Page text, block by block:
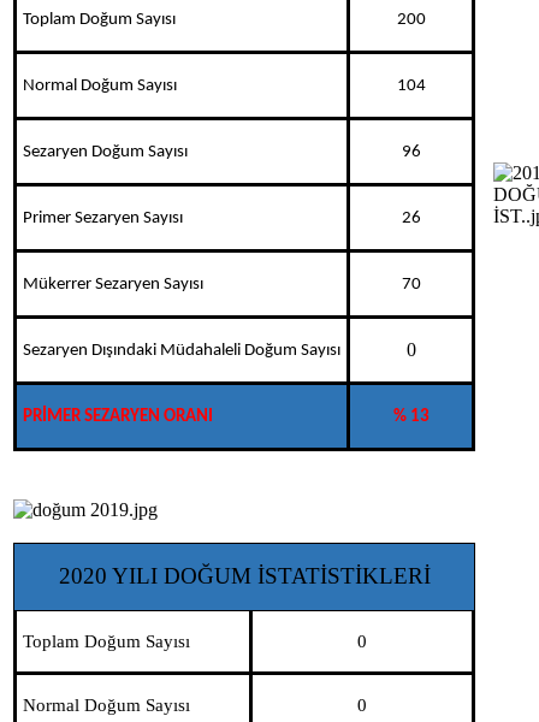
Toplam Doğum Sayısı 200
Normal Doğum Sayısı 104
Sezaryen Doğum Sayısı 96
Primer Sezaryen Sayısı 26
Mükerrer Sezaryen Sayısı 70
Sezaryen Dışındaki Müdahaleli Doğum Sayısı 0
PRİMER SEZARYEN ORANI % 13
2020 YILI DOĞUM İSTATİSTİKLERİ
Toplam Doğum Sayısı 0
Normal Doğum Sayısı 0